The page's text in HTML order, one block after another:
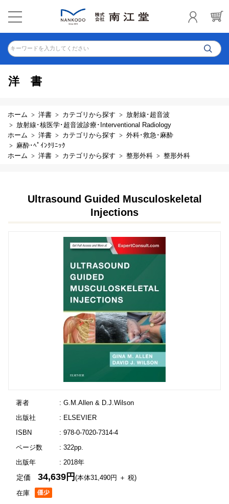
キーワードを入力してください
洋書
ホーム 洋書 カテゴリから探す
放射線･超音波
放射線･核医学･超音波診療･Interventional Radiology
ホーム
洋書 カテゴリから探す
外科･救急･麻酔
麻酔･ﾍﾟｲﾝｸﾘﾆｯｸ
ホーム
洋書 カテゴリから探す 整形外科 整形外科
Ultrasound Guided Musculoskeletal
Injections
著者
: G.M.Allen & D.J.Wilson
出版社
: ELSEVIER
ISBN
: 978-0-7020-7314-4
ページ数
: 322pp.
出版年
: 2018年
在庫
定価34,639円(本体31,490円 ＋ 税)